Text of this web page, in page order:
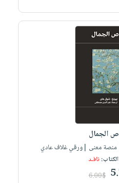
الجمال
معنى |ورقي غلاف عادي
نافـد
6.00$